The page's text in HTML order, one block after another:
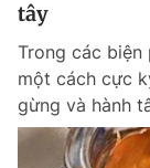
tây
Trong các biện
một cách cực
gừng và hành